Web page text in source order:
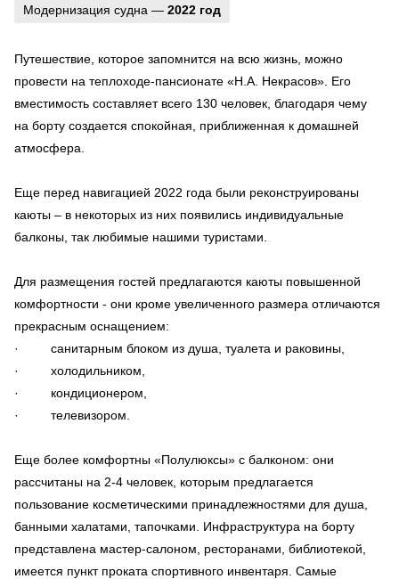
Модернизация судна — 2022 год
Путешествие, которое запомнится на всю жизнь, можно
провести на теплоходе-пансионате «Н.А. Некрасов». Его
вместимость составляет всего 130 человек, благодаря чему
на борту создается спокойная, приближенная к домашней
атмосфера.
Еще перед навигацией 2022 года были реконструированы
каюты – в некоторых из них появились индивидуальные
балконы, так любимые нашими туристами.
Для размещения гостей предлагаются каюты повышенной
комфортности - они кроме увеличенного размера отличаются
прекрасным оснащением:
· санитарным блоком из душа, туалета и раковины,
· холодильником,
· кондиционером,
· телевизором.
Еще более комфортны «Полулюксы» с балконом: они
рассчитаны на 2-4 человек, которым предлагается
пользование косметическими принадлежностями для душа,
банными халатами, тапочками. Инфраструктура на борту
представлена мастер-салоном, ресторанами, библиотекой,
имеется пункт проката спортивного инвентаря. Самые